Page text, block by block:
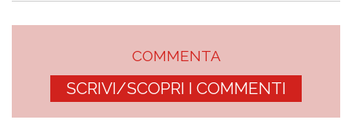
COMMENTA
SCRIVI/SCOPRI I COMMENTI